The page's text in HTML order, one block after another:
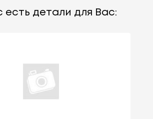
есть детали для Вас: